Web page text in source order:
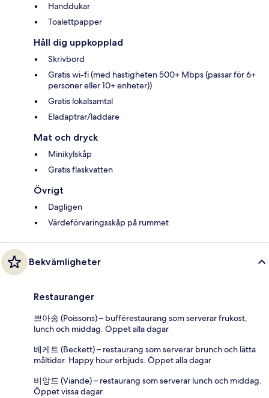
Handdukar
Toalettpapper
Håll dig uppkopplad
Skrivbord
Gratis wi-fi (med hastigheten 500+ Mbps (passar för 6+
personer eller 10+ enheter))
Gratis lokalsamtal
Eladaptrar/laddare
Mat och dryck
Minikylskåp
Gratis flaskvatten
Övrigt
Dagligen
Värdeförvaringsskåp på rummet
Bekvämligheter
Restauranger
쁘아송 (Poissons) – bufférestaurang som serverar frukost,
lunch och middag. Öppet alla dagar
베케트 (Beckett) – restaurang som serverar brunch och lätta
måltider. Happy hour erbjuds. Öppet alla dagar
비앙드 (Viande) – restaurang som serverar lunch och middag.
Öppet vissa dagar